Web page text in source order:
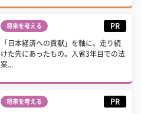
将来を考える PR
「日本経済への貢献」を軸に、走り続
けた先にあったもの。入省3年目での法
案...
将来を考える PR